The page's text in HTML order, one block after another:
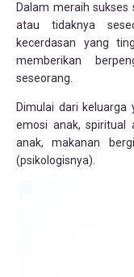
Dalam meraih
atau tidaknya
kecerdasan yang
memberikan
seseorang.
Dimulai dari keluarga
emosi anak, spiritual
anak, makanan
(psikologisnya).